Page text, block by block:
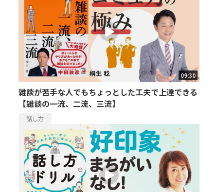
09:30
雑談が苦手な人でもちょっとした工夫で上達できる
【雑談の一流、二流、三流】
話し方